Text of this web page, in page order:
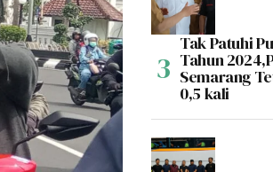
Tak Patuhi
Tahun
Semarang
0,5 kali